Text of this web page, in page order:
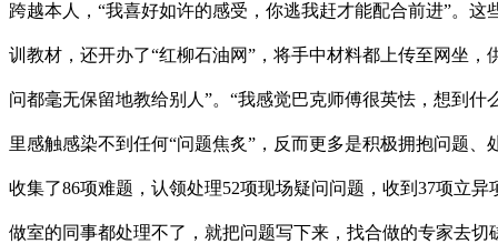
跨越本人，“我喜好如许的感受，你逃我赶才能配合前进”。
训教材，还开办了“红柳石油网”，将手中材料都上传至网坐
问都毫无保留地教给别人”。“我感觉巴克师傅很英怯，想到
里感触感染不到任何“问题焦炙”，反而更多是积极拥抱问题
收集了86项难题，认领处理52项现场疑问问题，收到37项立
做室的同事都处理不了，就把问题写下来，找合做的专家去